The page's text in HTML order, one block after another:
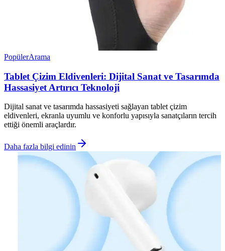
PopülerArama
Tablet Çizim Eldivenleri: Dijital Sanat ve Tasarımda
Hassasiyet Artırıcı Teknoloji
Dijital sanat ve tasarımda hassasiyeti sağlayan tablet çizim
eldivenleri, ekranla uyumlu ve konforlu yapısıyla sanatçıların tercih
ettiği önemli araçlardır.
Daha fazla bilgi edinin